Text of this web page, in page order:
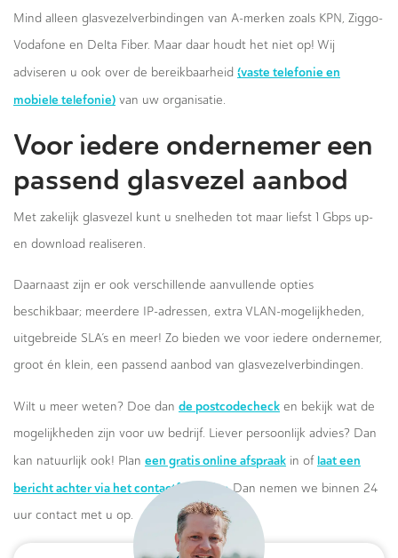
Mind alleen glasvezelverbindingen van A-merken zoals KPN, Ziggo-
Vodafone en Delta Fiber. Maar daar houdt het niet op! Wij
adviseren u ook over de bereikbaarheid (vaste telefonie en
mobiele telefonie) van uw organisatie.
Voor iedere ondernemer een
passend glasvezel aanbod
Met zakelijk glasvezel kunt u snelheden tot maar liefst 1 Gbps up-
en download realiseren.
Daarnaast zijn er ook verschillende aanvullende opties
beschikbaar; meerdere IP-adressen, extra VLAN-mogelijkheden,
uitgebreide SLA’s en meer! Zo bieden we voor iedere ondernemer,
groot én klein, een passend aanbod van glasvezelverbindingen.
Wilt u meer weten? Doe dan de postcodecheck en bekijk wat de
mogelijkheden zijn voor uw bedrijf. Liever persoonlijk advies? Dan
kan natuurlijk ook! Plan een gratis online afspraak in of laat een
bericht achter via het contactformulier.Dan nemen we binnen 24
uur contact met u op.